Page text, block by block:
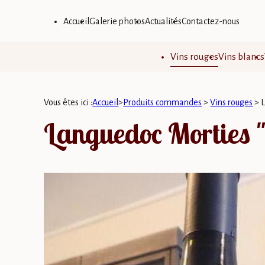
AccueilGalerie photosActualitésContactez-nous
Vins rougesVins blancs
Vous êtes ici :Accueil> Produits commandes >Vins rouges >
Languedoc Morties